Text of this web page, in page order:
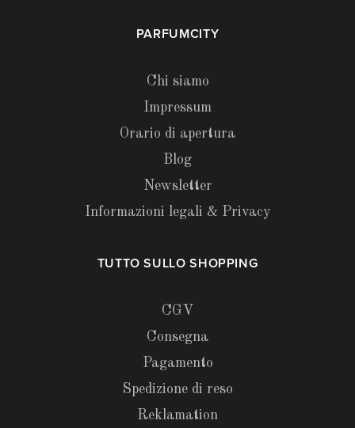
PARFUMCITY
Chi siamo
Impressum
Orario di apertura
Blog
Newsletter
Informazioni legali & Privacy
TUTTO SULLO SHOPPING
CGV
Consegna
Pagamento
Spedizione di reso
Reklamation